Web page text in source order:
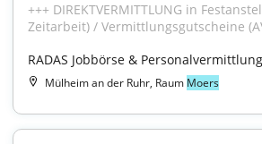
+++ DIREKTVERMITTLUNG in
Zeitarbeit) / Vermittlungsgutscheine
RADAS Jobbörse &
Mülheim an der Ruhr, Raum Moers